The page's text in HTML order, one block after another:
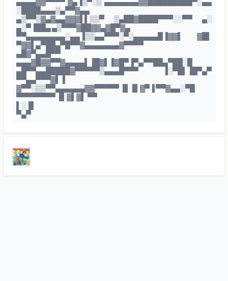
░████▄▄▄▒▄▀▀▓▄▄
▄▒▀▀▒▓▄▓▄▄▓▓▓▌▌▒▒▀ ▒▄██▓████▀▀▀░░▀▀ ▄░
▄░▀▐██▄ ▄▒▀▀▀▓██▓▓▄▓█▀▓▄
▀▀▄▄▄▄▄▄▄▄░▄▄▐▒▒▄▄▀▀▀░▀░▄▄▄▄▄█▐▓▓▌ ▓█▌
▀▓▓▌▄▀██▄▀█▀▀▓▄▄▄▄▄▄▄▓▀▀▀▀
▄█▓▀▄▄█▀▀
▄▄▄▓█▓▓▀▀▓▄▄▄▄▌▐█▓▌▐▓█▀▐▀▄▀▀██▄▀██░█
▄█▀▀▄▄█████▓▀▀▀▀▀▒▄▄▄█▀▀▀ ▐░▀█▌▐█▀▄▀
▀▀▄▄▀▀▀▓▌▐
▓▀▀░▒▒▀▀▄▄▄▄▄▄▓▓▀▀▀▀▀ ▐▌▐▌▓▀▐ ▀▀▓▄▄░▀█
▀▀▀▀▀▀▀▀ ▐▌▓▌▓▌ ▀▀
▌░▐▌
▀▄▀